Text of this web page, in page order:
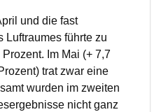
und die fast
Luftraumes führte zu
Im Mai (+ 7,7
trat zwar eine
wurden im zweiten
nicht ganz